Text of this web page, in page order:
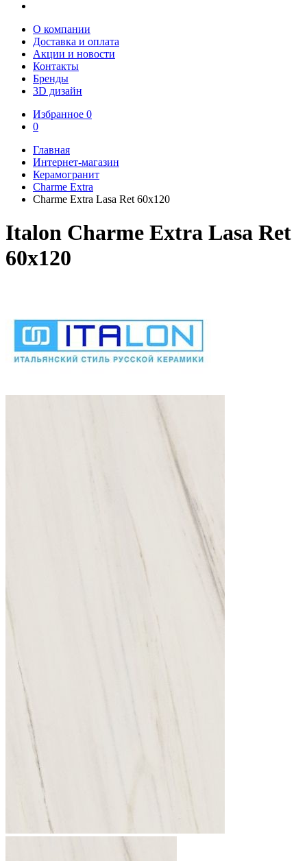
О компании
Доставка и оплата
Акции и новости
Контакты
Бренды
3D дизайн
Избранное 0
0
Главная
Интернет-магазин
Керамогранит
Charme Extra
Charme Extra Lasa Ret 60х120
Italon Charme Extra Lasa Ret
60х120